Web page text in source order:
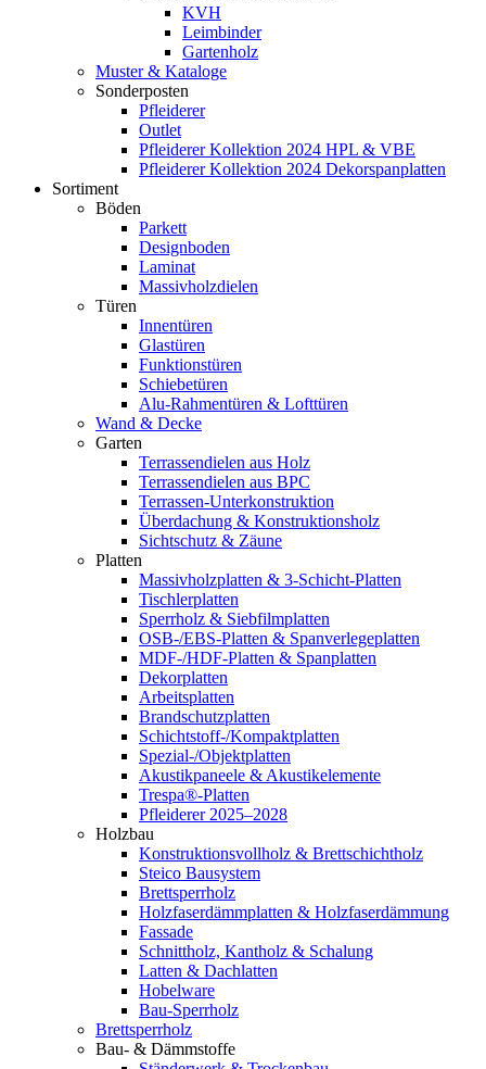
KVH
Leimbinder
Gartenholz
Muster & Kataloge
Sonderposten
Pfleiderer
Outlet
Pfleiderer Kollektion 2024 HPL & VBE
Pfleiderer Kollektion 2024 Dekorspanplatten
Sortiment
Böden
Parkett
Designboden
Laminat
Massivholzdielen
Türen
Innentüren
Glastüren
Funktionstüren
Schiebetüren
Alu-Rahmentüren & Lofttüren
Wand & Decke
Garten
Terrassendielen aus Holz
Terrassendielen aus BPC
Terrassen-Unterkonstruktion
Überdachung & Konstruktionsholz
Sichtschutz & Zäune
Platten
Massivholzplatten & 3-Schicht-Platten
Tischlerplatten
Sperrholz & Siebfilmplatten
OSB-/EBS-Platten & Spanverlegeplatten
MDF-/HDF-Platten & Spanplatten
Dekorplatten
Arbeitsplatten
Brandschutzplatten
Schichtstoff-/Kompaktplatten
Spezial-/Objektplatten
Akustikpaneele & Akustikelemente
Trespa®-Platten
Pfleiderer 2025–2028
Holzbau
Konstruktionsvollholz & Brettschichtholz
Steico Bausystem
Brettsperrholz
Holzfaserdämmplatten & Holzfaserdämmung
Fassade
Schnittholz, Kantholz & Schalung
Latten & Dachlatten
Hobelware
Bau-Sperrholz
Brettsperrholz
Bau- & Dämmstoffe